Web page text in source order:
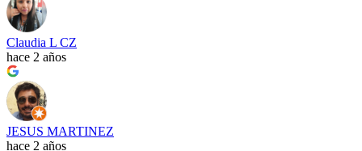
Claudia L CZ
hace 2 años
JESUS MARTINEZ
hace 2 años